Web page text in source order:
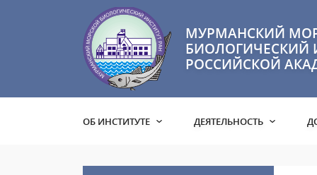
МУРМАНСКИЙ
БИОЛОГИЧЕСКИЙ
РОССИЙСКОЙ
ОБ ИНСТИТУТЕ ДЕЯТЕЛЬНОСТЬ